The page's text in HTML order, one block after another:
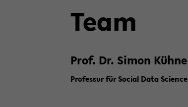
Team
Prof. Dr. Simon Kühne
Pro­fes­sur für So­cial Data Sci­ence